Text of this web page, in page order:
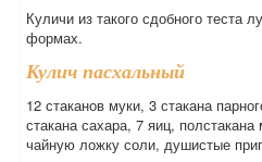
Куличи из такого сдобного теста
формах.
Кулич пасхальный
12 стаканов муки, 3 стакана
стакана сахара, 7 яиц,
чайную ложку соли, душистые